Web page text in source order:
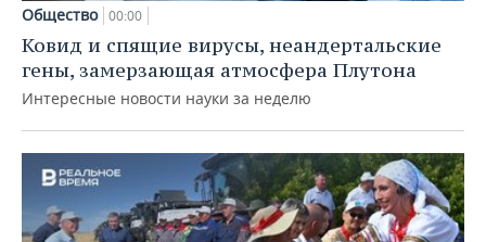
Общество 00:00
Ковид и спящие вирусы, неандертальские
гены, замерзающая атмосфера Плутона
Интересные новости науки за неделю